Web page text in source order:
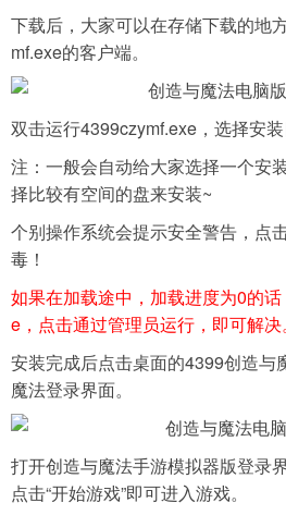
下载后，大家可以在存储下载的地
mf.exe的客户端。
双击运行4399czymf.exe，选择安装
注：一般会自动给大家选择一个安
择比较有空间的盘来安装~
个别操作系统会提示安全警告，点
毒！
如果在加载途中，加载进度为0的
e，点击通过管理员运行，即可解决。
安装完成后点击桌面的4399创造与
魔法登录界面。
打开创造与魔法手游模拟器版登录
点击“开始游戏”即可进入游戏。